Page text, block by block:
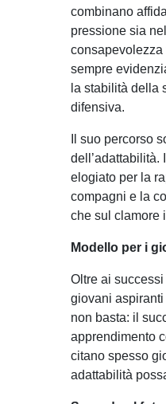
combinano
pressione sia
sempre
la stabilità della
difensiva.
Il suo percorso
dell’adattabilità.
elogiato per la
compagni e la
che sul clamore
Modello per i
Oltre ai
giovani
non basta: il
apprendimento
citano spesso
adattabilità